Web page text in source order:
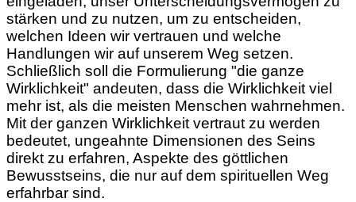
stärken und zu nutzen, um zu entscheiden,
welchen Ideen wir vertrauen und welche
Handlungen wir auf unserem Weg setzen.
Schließlich soll die Formulierung "die ganze
Wirklichkeit" andeuten, dass die Wirklichkeit viel
mehr ist, als die meisten Menschen wahrnehmen.
Mit der ganzen Wirklichkeit vertraut zu werden
bedeutet, ungeahnte Dimensionen des Seins
direkt zu erfahren, Aspekte des göttlichen
Bewusstseins, die nur auf dem spirituellen Weg
erfahrbar sind.